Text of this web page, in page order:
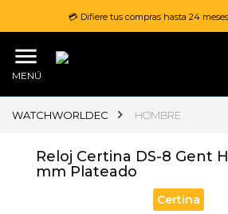
💳 Difiere tus compras hasta 24
MENÚ
WATCHWORLDEC HOMBRE
Reloj Certina DS-8 Gent
mm Plateado
Certina